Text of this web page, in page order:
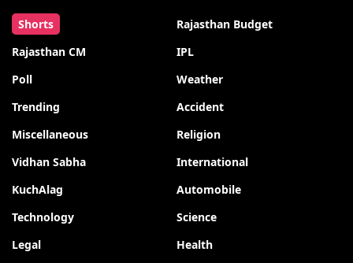
Shorts
Rajasthan Budget
Rajasthan CM
IPL
Poll
Weather
Trending
Accident
Miscellaneous
Religion
Vidhan Sabha
International
KuchAlag
Automobile
Technology
Science
Legal
Health